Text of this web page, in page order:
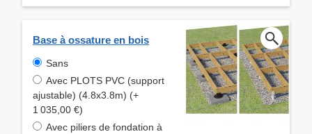
Base à ossature en bois
Sans
Avec PLOTS PVC (support
ajustable) (4.8x3.8m) (+
1 035,00 €)
Avec piliers de fondation à